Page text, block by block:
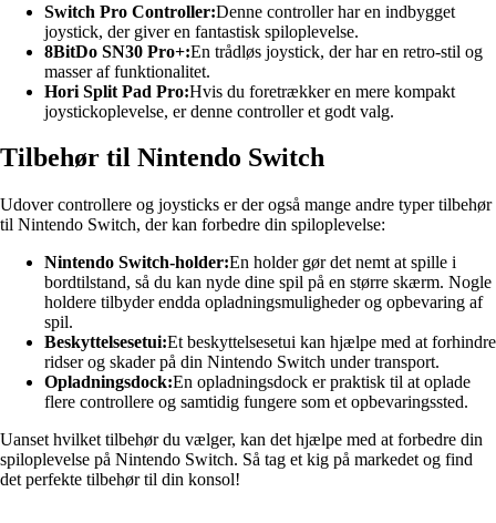
Switch Pro Controller:Denne controller har en indbygget
joystick, der giver en fantastisk spiloplevelse.
8BitDo SN30 Pro+:En trådløs joystick, der har en retro-stil og
masser af funktionalitet.
Hori Split Pad Pro:Hvis du foretrækker en mere kompakt
joystickoplevelse, er denne controller et godt valg.
Tilbehør til Nintendo Switch
Udover controllere og joysticks er der også mange andre typer tilbehør
til Nintendo Switch, der kan forbedre din spiloplevelse:
Nintendo Switch-holder:En holder gør det nemt at spille i
bordtilstand, så du kan nyde dine spil på en større skærm. Nogle
holdere tilbyder endda opladningsmuligheder og opbevaring af
spil.
Beskyttelsesetui:Et beskyttelsesetui kan hjælpe med at forhindre
ridser og skader på din Nintendo Switch under transport.
Opladningsdock:En opladningsdock er praktisk til at oplade
flere controllere og samtidig fungere som et opbevaringssted.
Uanset hvilket tilbehør du vælger, kan det hjælpe med at forbedre din
spiloplevelse på Nintendo Switch. Så tag et kig på markedet og find
det perfekte tilbehør til din konsol!